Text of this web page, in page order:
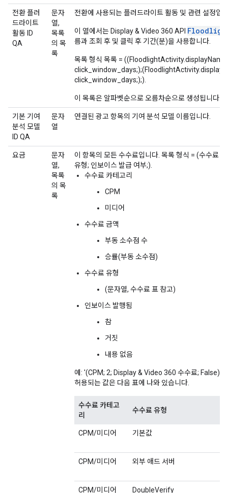
전환 플러
드라이트
활동 ID
QA
문자
열,
목록
의 목
록
전환에 사용되는 플러드라이트 활동 및 관련 설정입
이 열에서는 Display & Video 360 API
름과 조회 후 및 클릭 후 기간(분)을 사용합니다.
목록 형식 목록 =
click_window_days;);).
이 목록은 알파벳순으로 오름차순으로 생성됩니다.
기본 기여
분석 모델
ID QA
문자
열
연결된 광고 항목의 기여 분석 모델 이름입니다.
요금
문자
열,
목록
의 목
록
이 항목의 모든 수수료입니다. 목록 형식 = (수수료
유형; 인보이스 발급 여부;).
수수료 카테고리
CPM
미디어
수수료 금액
부동 소수점 수
승률(부동 소수점)
수수료 유형
(문자열, 수수료 표 참고)
인보이스 발행됨
참
거짓
내용 없음
예: '(CPM; 2; Display & Video 360 수수료; False) ;
허용되는 값은 다음 표에 나와 있습니다.
수수료 카테고
리
수수료 유형
CPM/미디어 기본값
CPM/미디어 외부 애드 서버
CPM/미디어 DoubleVerify